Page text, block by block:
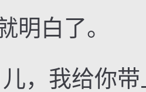
明白了。
我给你带